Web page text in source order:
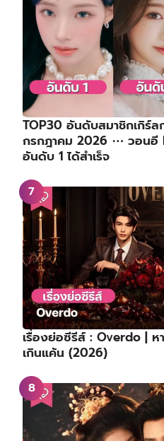
TOP30 อันดับสมาชิกเกิร์ล
กรกฎาคม 2026 ⋯ วอนอี
อันดับ 1 ได้สำเร็จ
เรื่องย่อซีรีส์ : Overdo | ห
เกินแค้น (2026)